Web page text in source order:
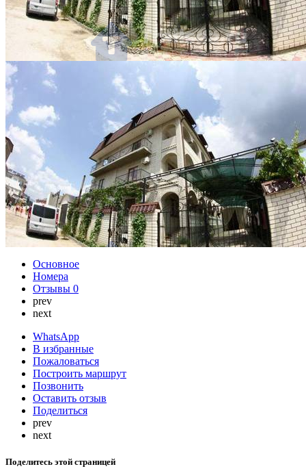
Основное
Номера
Отзывы 0
prev
next
WhatsApp
В избранные
Пожаловаться
Построить маршрут
Позвонить
Оставить отзыв
Поделиться
prev
next
Поделитесь этой страницей